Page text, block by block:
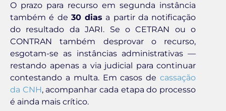
O prazo para recurso em segunda instância
também é de 30 dias a partir da notificação
do resultado da JARI. Se o CETRAN ou o
CONTRAN também desprovar o recurso,
esgotam-se as instâncias administrativas —
restando apenas a via judicial para continuar
contestando a multa. Em casos de cassação
da CNH, acompanhar cada etapa do processo
é ainda mais crítico.